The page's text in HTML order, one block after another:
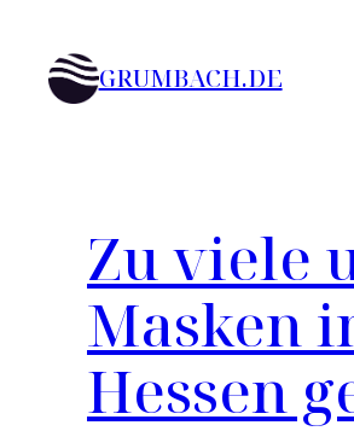
Inhalt
springenGRUMBACH.DE
Zu viele
Masken
Hessen